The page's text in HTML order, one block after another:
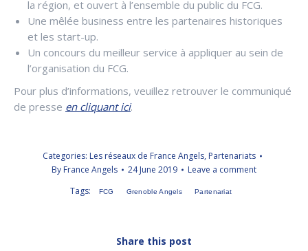
la région, et ouvert à l’ensemble du public du FCG.
Une mêlée business entre les partenaires historiques
et les start-up.
Un concours du meilleur service à appliquer au sein de
l’organisation du FCG.
Pour plus d’informations, veuillez retrouver le communiqué
de presse en cliquant ici.
Categories: Les réseaux de France Angels, Partenariats
By France Angels 24 June 2019
Leave a comment
Tags:
FCG Grenoble Angels Partenariat
Share this post